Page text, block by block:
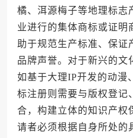
橘、洱源梅子等地理标志
业进行的集体商标或证明
助于规范生产标准、保证
品牌声誉。对于新兴的文
如基于大理IP开发的动漫
标注册则需要与版权登记
合，构建立体的知识产权
请者必须根据自身所处的